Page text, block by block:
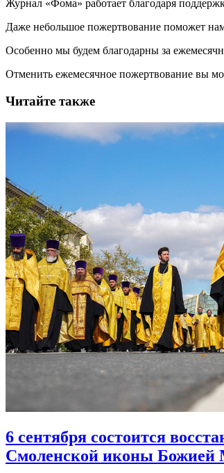
Журнал «Фома» работает благодаря
Даже небольшое пожертвование поможет
Особенно мы будем благодарны за
Отменить ежемесячное пожертвование вы
Читайте также
6 сентября состоится
Смоленской иконы Божией